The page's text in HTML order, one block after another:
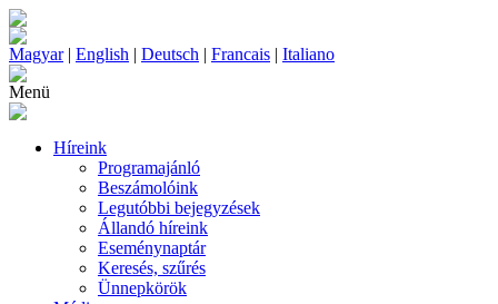
Magyar| English | Deutsch | Francais | Italiano
Menü
Híreink
Programajánló
Beszámolóink
Legutóbbi bejegyzések
Állandó híreink
Eseménynaptár
Keresés, szűrés
Ünnepkörök